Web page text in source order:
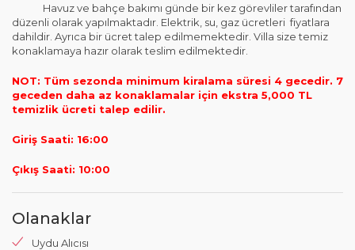
Havuz ve bahçe bakımı günde bir kez görevliler tarafından
düzenli olarak yapılmaktadır. Elektrik, su, gaz ücretleri fiyatlara
dahildir. Ayrıca bir ücret talep edilmemektedir. Villa size temiz
konaklamaya hazır olarak teslim edilmektedir.
NOT: Tüm sezonda minimum kiralama süresi 4 gecedir. 7
geceden daha az konaklamalar için ekstra 5,000 TL
temizlik ücreti talep edilir.
Giriş Saati: 16:00
Çıkış Saati: 10:00
Olanaklar
Uydu Alıcısı